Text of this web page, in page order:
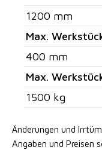
1200 mm
Max.
400 mm
Max.
1500 kg
Änderungen und
Angaben und Preisen